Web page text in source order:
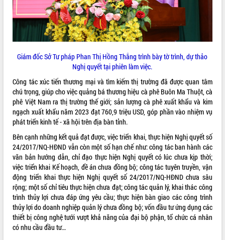
Bí thư Tỉnh ủy Lương Nguyễn Minh
Triết thăm, tặng quà người có công với
cách mạng
Rà soát, hoàn thiện hệ thống thiết chế
phát triển mới
Thường trực HĐND tỉnh Đắk Lắk gặp
mặt Đoàn chuyên gia y tế TP. Hồ Chí
Minh
Lễ truy điệu và an táng hài cốt liệt sĩ
tại Nghĩa trang Liệt sĩ xã Sơn Hòa
Bàn giải pháp tháo gỡ khó khăn trong
xuất khẩu sầu riêng và triển khai quy
định EUDR
Thứ trưởng Bộ Nông nghiệp và Môi
trường Nguyễn Hoàng Hiệp khảo sát
vùng trồng và doanh nghiệp đóng gói
sầu riêng tại Đắk Lắk
Trình diễn nghệ thuật chế biến các
món ăn từ sầu riêng
Đắk Lắk công bố Quy hoạch và xúc
THỐNG KÊ TRUY CẬP
Hôm nay:
1551
Tất cả:
66046874
Giám đốc Sở Tư pháp Phan Thị Hồng Thắng trình bày tờ trình, dự thảo
Nghị quyết tại phiên làm việc.
Công tác xúc tiến thương mại và tìm kiếm thị trường đã được quan tâm
chú trọng, giúp cho việc quảng bá thương hiệu cà phê Buôn Ma Thuột, cà
phê Việt Nam ra thị trường thế giới; sản lượng cà phê xuất khẩu và kim
ngạch xuất khẩu năm 2023 đạt 760,9 triệu USD, góp phần vào nhiệm vụ
phát triển kinh tế - xã hội trên địa bàn tỉnh.
Bên cạnh những kết quả đạt được, việc triển khai, thực hiện Nghị quyết số
24/2017/NQ-HĐND vẫn còn một số hạn chế như: công tác ban hành các
văn bản hướng dẫn, chỉ đạo thực hiện Nghị quyết có lúc chưa kịp thời;
việc triển khai Kế hoạch, đề án chưa đồng bộ; công tác tuyên truyền, vận
động triển khai thực hiện Nghị quyết số 24/2017/NQ-HĐND chưa sâu
rộng; một số chỉ tiêu thực hiện chưa đạt; công tác quản lý, khai thác công
trình thủy lợi chưa đáp ứng yêu cầu; thực hiện bàn giao các công trình
thủy lợi do doanh nghiệp quản lý chưa đồng bộ; vốn đầu tư ứng dụng các
thiết bị công nghệ tưới vượt khả năng của đại bộ phận, tổ chức cá nhân
có nhu cầu đầu tư…